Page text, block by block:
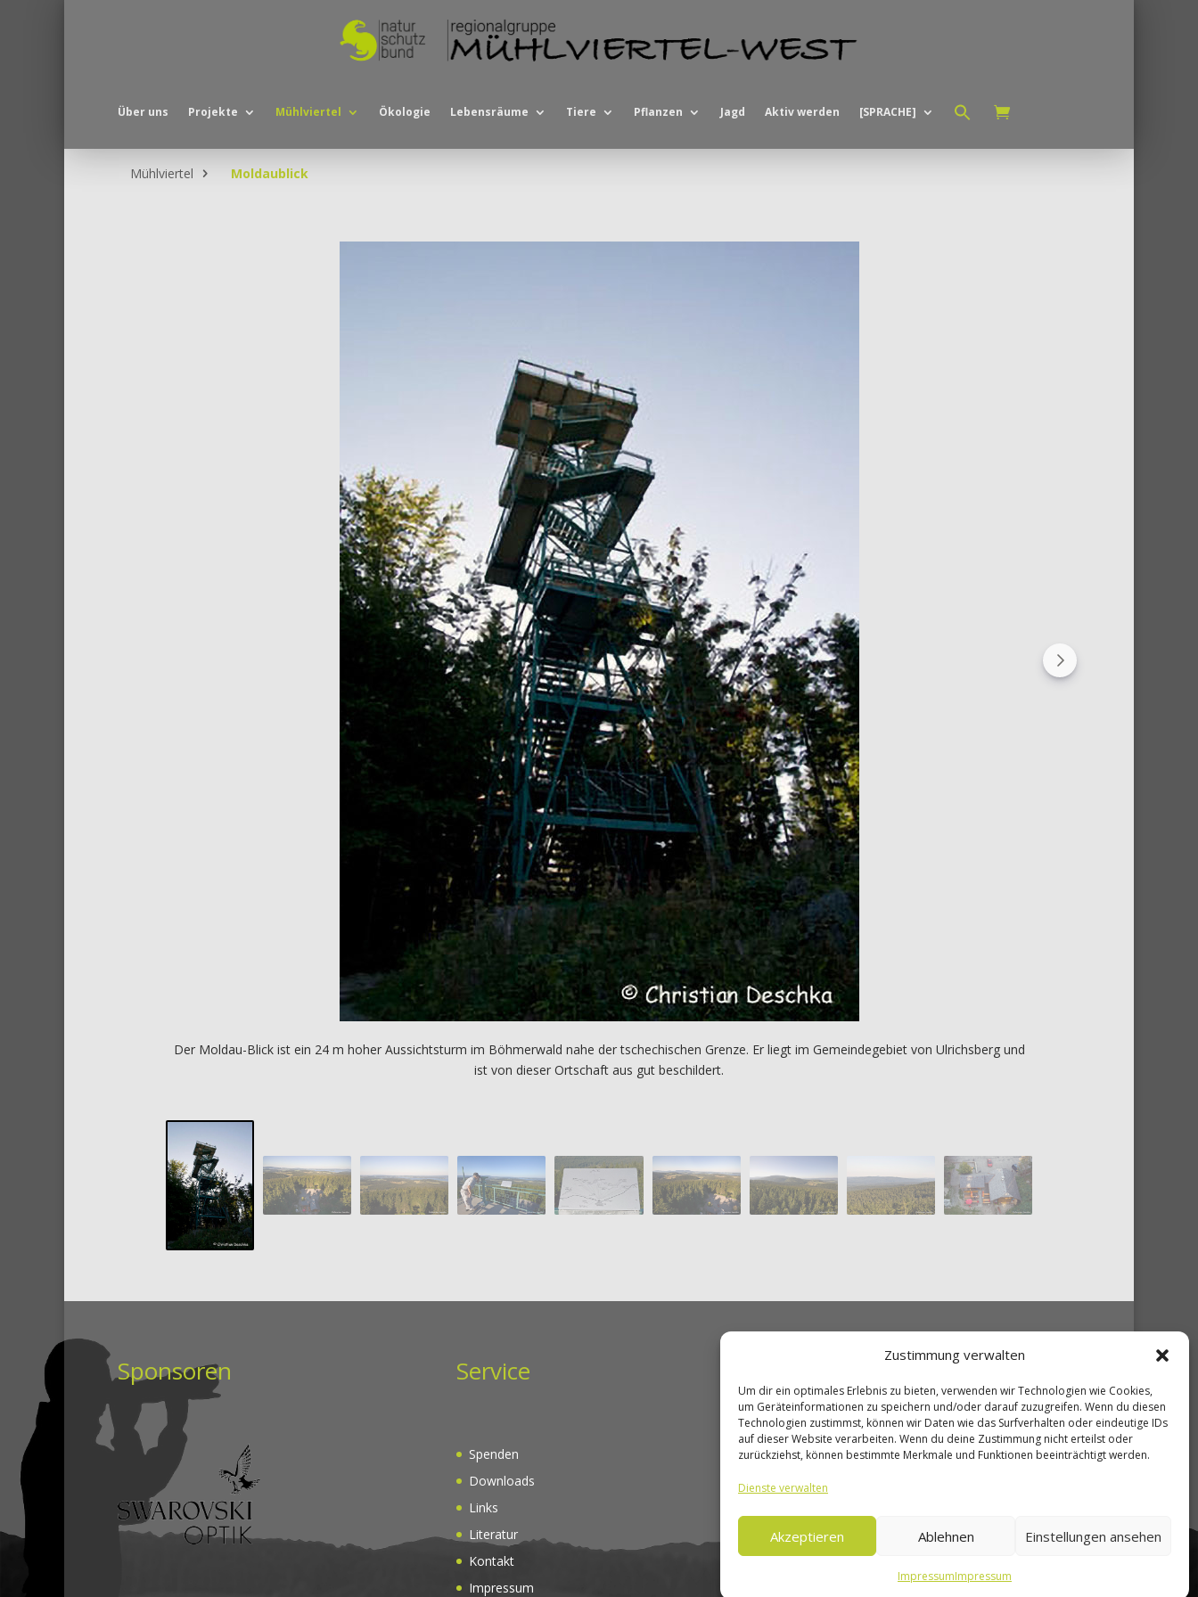
Zustimmung verwalten
Um dir ein optimales Erlebnis zu bieten, verwenden wir Technologien wie Cookies,
um Geräteinformationen zu speichern und/oder darauf zuzugreifen. Wenn du diesen
Technologien zustimmst, können wir Daten wie das Surfverhalten oder eindeutige IDs
auf dieser Website verarbeiten. Wenn du deine Zustimmung nicht erteilst oder
zurückziehst, können bestimmte Merkmale und Funktionen beeinträchtigt werden.
Dienste verwalten
Akzeptieren Ablehnen Einstellungen ansehen
ImpressumImpressum
Über uns Projekte Mühlviertel Ökologie Lebensräume Tiere Pflanzen Jagd Aktiv werden [SPRACHE] for:
Mühlviertel Moldaublick
Der Moldau-Blick ist ein 24 m hoher Aussichtsturm im Böhmerwald nahe der tschechischen Grenze. Er liegt im Gemeindegebiet von Ulrichsberg und
ist von dieser Ortschaft aus gut beschildert.
Sponsoren Service
Spenden
Downloads
Links
Literatur
Kontakt
Impressum
Shop
Warenkorb
Unsere Seiten